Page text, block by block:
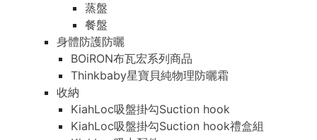
蒸盤
餐盤
身體防護防曬
BOiRON布瓦宏系列商品
Thinkbaby星寶貝純物理防曬霜
收納
KiahLoc吸盤掛勾Suction hook
KiahLoc吸盤掛勾Suction hook禮盒組